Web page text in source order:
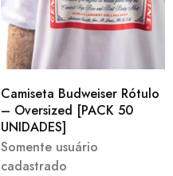
Camiseta Budweiser Rótulo
– Oversized [PACK 50
UNIDADES]
Somente usuário
cadastrado